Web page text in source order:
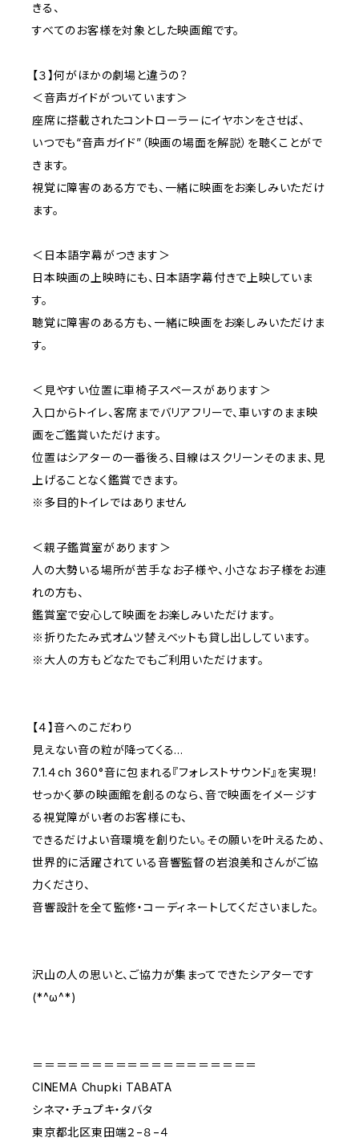
きる、
すべてのお客様を対象とした映画館です。
【３】何がほかの劇場と違うの？
＜音声ガイドがついています＞
座席に搭載されたコントローラーにイヤホンをさせば、
いつでも“音声ガイド”（映画の場面を解説）を聴くことがで
きます。
視覚に障害のある方でも、一緒に映画をお楽しみいただけ
ます。
＜日本語字幕がつきます＞
日本映画の上映時にも、日本語字幕付きで上映していま
す。
聴覚に障害のある方も、一緒に映画をお楽しみいただけま
す。
＜見やすい位置に車椅子スペースがあります＞
入口からトイレ、客席までバリアフリーで、車いすのまま映
画をご鑑賞いただけます。
位置はシアターの一番後ろ、目線はスクリーンそのまま、見
上げることなく鑑賞できます。
※多目的トイレではありません
＜親子鑑賞室があります＞
人の大勢いる場所が苦手なお子様や、小さなお子様をお連
れの方も、
鑑賞室で安心して映画をお楽しみいただけます。
※折りたたみ式オムツ替えベットも貸し出ししています。
※大人の方もどなたでもご利用いただけます。
【４】音へのこだわり
見えない音の粒が降ってくる…
7.1.４ch 360°音に包まれる『フォレストサウンド』を実現！
せっかく夢の映画館を創るのなら、音で映画をイメージす
る視覚障がい者のお客様にも、
できるだけよい音環境を創りたい。その願いを叶えるため、
世界的に活躍されている音響監督の岩浪美和さんがご協
力くださり、
音響設計を全て監修・コーディネートしてくださいました。
沢山の人の思いと、ご協力が集まってできたシアターです
(*^ω^*)
＝＝＝＝＝＝＝＝＝＝＝＝＝＝＝＝＝＝＝
CINEMA Chupki TABATA
シネマ・チュプキ・タバタ
東京都北区東田端２−８−４